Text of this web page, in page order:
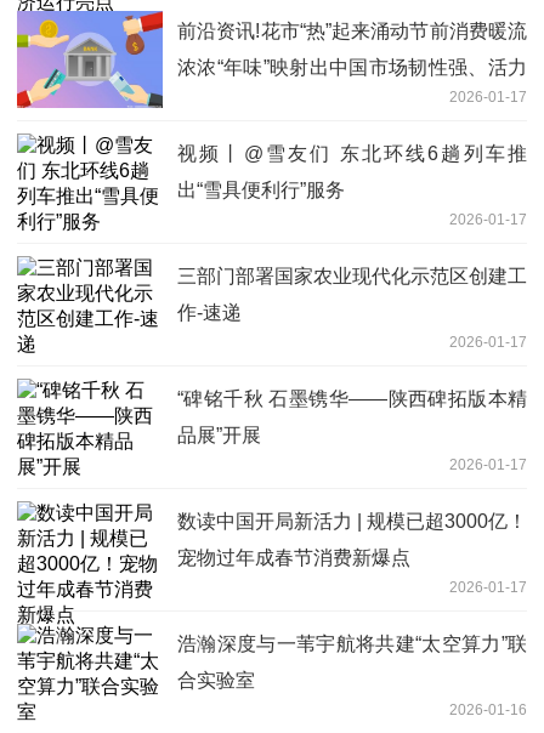
前沿资讯!花市“热”起来涌动节前消费暖流
浓浓“年味”映射出中国市场韧性强、活力
2026-01-17
视频丨@雪友们 东北环线6趟列车推
出“雪具便利行”服务
2026-01-17
三部门部署国家农业现代化示范区创建工
作-速递
2026-01-17
“碑铭千秋 石墨镌华——陕西碑拓版本精
品展”开展
2026-01-17
数读中国开局新活力 | 规模已超3000亿！
宠物过年成春节消费新爆点
2026-01-17
浩瀚深度与一苇宇航将共建“太空算力”联
合实验室
2026-01-16